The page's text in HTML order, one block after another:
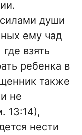
души
ему чад
взять
ребенка в
также
не
13:14),
нести